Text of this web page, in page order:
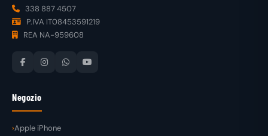
338 887 4507
P.IVA IT08453591219
REA NA-959608
Negozio
Apple iPhone